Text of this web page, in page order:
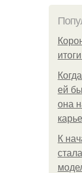
ей
она
К